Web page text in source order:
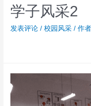
学子风采2
发表评论 /校园风采 / 作者